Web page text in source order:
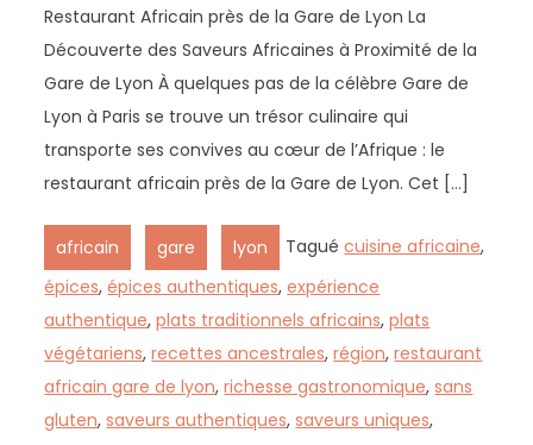
Restaurant Africain près de la Gare de Lyon La
Découverte des Saveurs Africaines à Proximité de la
Gare de Lyon À quelques pas de la célèbre Gare de
Lyon à Paris se trouve un trésor culinaire qui
transporte ses convives au cœur de l’Afrique : le
restaurant africain près de la Gare de Lyon. Cet […]
africain gare lyon Taguécuisine africaine,
épices,épices authentiques,expérience
authentique,plats traditionnels africains,plats
végétariens,recettes ancestrales,région,restaurant
africain gare de lyon,richesse gastronomique,sans
gluten,saveurs authentiques,saveurs uniques,